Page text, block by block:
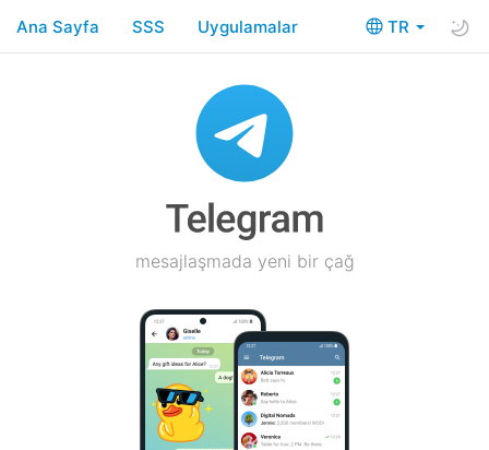
TR
Ana Sayfa SSS Uygulamalar
mesajlaşmada yeni bir çağ